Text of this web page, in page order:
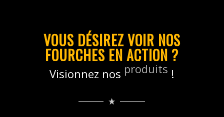
VOUS DÉSIREZ VOIR NOS
FOURCHES EN ACTION ?
Visionnez nos produits !